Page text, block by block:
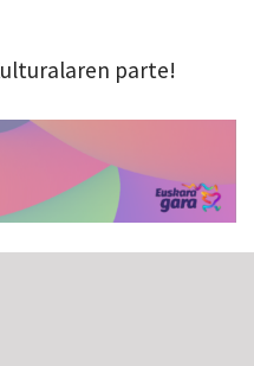
parte!